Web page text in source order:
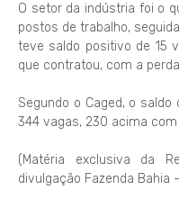
O setor da indústria foi o
postos de trabalho,
teve saldo positivo de 15
que contratou, com a
Segundo o Caged, o
344 vagas, 230 acima
(Matéria exclusiva da
divulgação Fazenda Bahia